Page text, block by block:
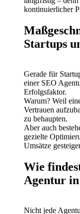
kontinuierlicher
Startups
Gerade für
einer SEO
Erfolgsfaktor.
Warum? Weil
Vertrauen
zu behaupten.
Aber auch
gezielte
Umsätze
Wie
Agentur
Nicht jede